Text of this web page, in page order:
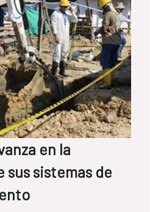
en la
sistemas de